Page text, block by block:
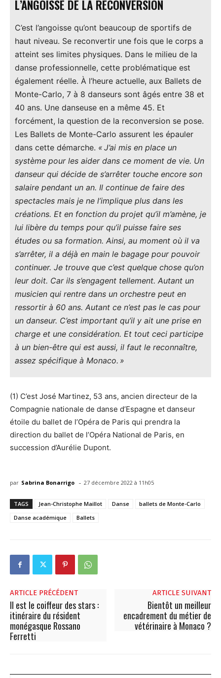
L’ANGOISSE DE LA RECONVERSION
C’est l’angoisse qu’ont beaucoup de sportifs de
haut niveau. Se reconvertir une fois que le corps a
atteint ses limites physiques. Dans le milieu de la
danse professionnelle, cette problématique est
également réelle. À l’heure actuelle, aux Ballets de
Monte-Carlo, 7 à 8 danseurs sont âgés entre 38 et
40 ans. Une danseuse en a même 45. Et
forcément, la question de la reconversion se pose.
Les Ballets de Monte-Carlo assurent les épauler
dans cette démarche. « J’ai mis en place un
système pour les aider dans ce moment de vie. Un
danseur qui décide de s’arrêter touche encore son
salaire pendant un an. Il continue de faire des
spectacles mais je ne l’implique plus dans les
créations. Et en fonction du projet qu’il m’amène, je
lui libère du temps pour qu’il puisse faire ses
études ou sa formation. Ainsi, au moment où il va
s’arrêter, il a déjà en main le bagage pour pouvoir
continuer. Je trouve que c’est quelque chose qu’on
leur doit. Car ils s’engagent tellement. Autant un
musicien qui rentre dans un orchestre peut en
ressortir à 60 ans. Autant ce n’est pas le cas pour
un danseur. C’est important qu’il y ait une prise en
charge et une considération. Et tout ceci participe
à un bien-être qui est aussi, il faut le reconnaître,
assez spécifique à Monaco. »
(1) C’est José Martinez, 53 ans, ancien directeur de la
Compagnie nationale de danse d’Espagne et danseur
étoile du ballet de l’Opéra de Paris qui prendra la
direction du ballet de l’Opéra National de Paris, en
succession d’Aurélie Dupont.
par Sabrina Bonarrigo - 27 décembre 2022 à 11h05
TAGS Jean-Christophe Maillot Danse
ballets de Monte-Carlo
Danse académique
Ballets
ARTICLE PRÉCÉDENT
Il est le coiffeur des stars :
itinéraire du résident
monégasque Rossano
Ferretti
ARTICLE SUIVANT
Bientôt un meilleur
encadrement du métier de
vétérinaire à Monaco ?